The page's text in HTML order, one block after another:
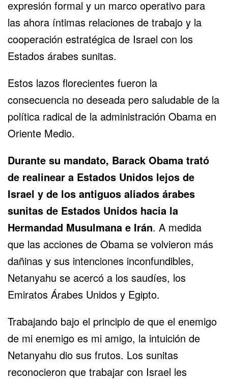
expresión formal y un marco operativo para
las ahora íntimas relaciones de trabajo y la
cooperación estratégica de Israel con los
Estados árabes sunitas.
Estos lazos florecientes fueron la
consecuencia no deseada pero saludable de la
política radical de la administración Obama en
Oriente Medio.
Durante su mandato, Barack Obama trató
de realinear a Estados Unidos lejos de
Israel y de los antiguos aliados árabes
sunitas de Estados Unidos hacia la
Hermandad Musulmana e Irán. A medida
que las acciones de Obama se volvieron más
dañinas y sus intenciones inconfundibles,
Netanyahu se acercó a los saudíes, los
Emiratos Árabes Unidos y Egipto.
Trabajando bajo el principio de que el enemigo
de mi enemigo es mi amigo, la intuición de
Netanyahu dio sus frutos. Los sunitas
reconocieron que trabajar con Israel les